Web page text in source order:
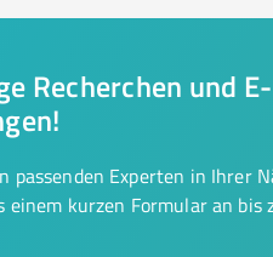
Recherchen und
passenden Experten in Ihrer
kurzen Formular an bis